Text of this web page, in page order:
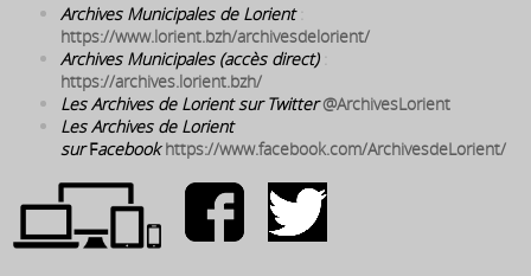
Archives Municipales de Lorient
https://www.lorient.bzh/archivesdelorient/
Archives Municipales (accès direct):
https://archives.lorient.bzh/
Les Archives de Lorient sur Twitter @ArchivesLorient
Les Archives de Lorient
sur Facebook https://www.facebook.com/ArchivesdeLorient/